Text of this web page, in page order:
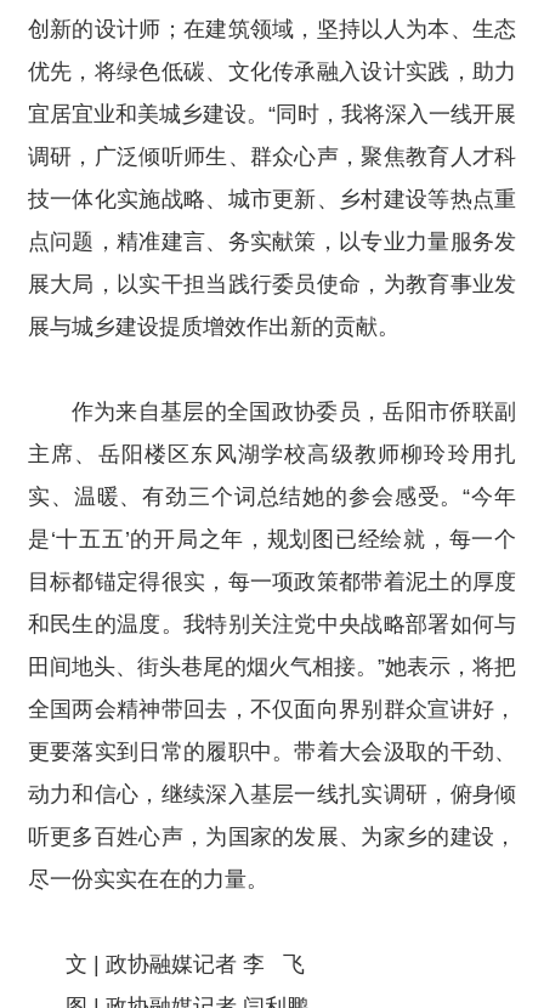
创新的设计师；在建筑领域，坚持以人为本、生态
优先，将绿色低碳、文化传承融入设计实践，助力
宜居宜业和美城乡建设。“同时，我将深入一线开展
调研，广泛倾听师生、群众心声，聚焦教育人才科
技一体化实施战略、城市更新、乡村建设等热点重
点问题，精准建言、务实献策，以专业力量服务发
展大局，以实干担当践行委员使命，为教育事业发
展与城乡建设提质增效作出新的贡献。
作为来自基层的全国政协委员，岳阳市侨联副
主席、岳阳楼区东风湖学校高级教师柳玲玲用扎
实、温暖、有劲三个词总结她的参会感受。“今年
是‘十五五’的开局之年，规划图已经绘就，每一个
目标都锚定得很实，每一项政策都带着泥土的厚度
和民生的温度。我特别关注党中央战略部署如何与
田间地头、街头巷尾的烟火气相接。”她表示，将把
全国两会精神带回去，不仅面向界别群众宣讲好，
更要落实到日常的履职中。带着大会汲取的干劲、
动力和信心，继续深入基层一线扎实调研，俯身倾
听更多百姓心声，为国家的发展、为家乡的建设，
尽一份实实在在的力量。
文 | 政协融媒记者 李 飞